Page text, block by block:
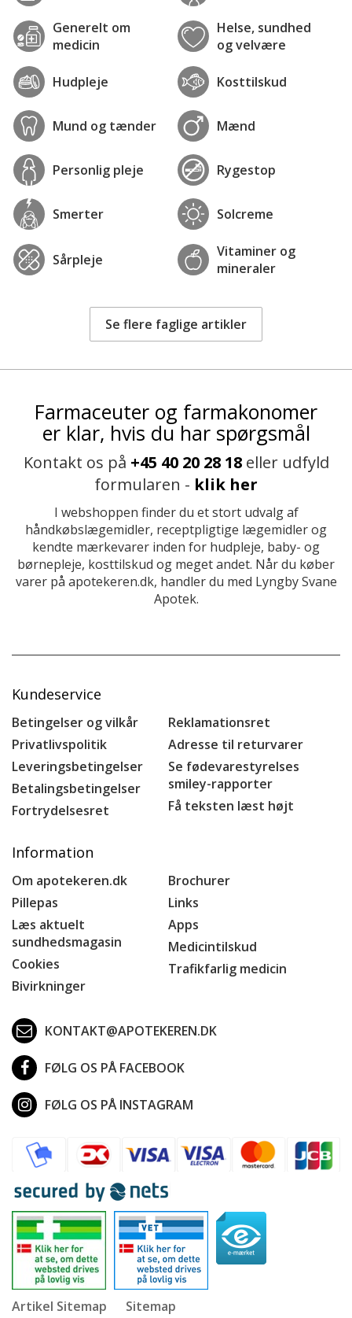
Generelt om
medicin
Helse, sundhed
og velvære
Hudpleje Kosttilskud
Mund og tænder Mænd
Personlig pleje Rygestop
Smerter Solcreme
Sårpleje
Vitaminer og
mineraler
Se flere faglige artikler
Farmaceuter og farmakonomer
er klar, hvis du har spørgsmål
Kontakt os på +45 40 20 28 18eller udfyld
formularen - klik her
I webshoppen finder du et stort udvalg af
håndkøbslægemidler, receptpligtige lægemidler og
kendte mærkevarer inden for hudpleje, baby- og
børnepleje, kosttilskud og meget andet. Når du køber
varer på apotekeren.dk, handler du med Lyngby Svane
Apotek.
Kundeservice
Betingelser og vilkår
Privatlivspolitik
Leveringsbetingelser
Betalingsbetingelser
Fortrydelsesret
Reklamationsret
Adresse til returvarer
Se fødevarestyrelses
smiley-rapporter
Få teksten læst højt
Information
Om apotekeren.dk
Pillepas
Læs aktuelt
sundhedsmagasin
Cookies
Bivirkninger
Brochurer
Links
Apps
Medicintilskud
Trafikfarlig medicin
KONTAKT@APOTEKEREN.DK
FØLG OS PÅ FACEBOOK
FØLG OS PÅ INSTAGRAM
Artikel Sitemap Sitemap